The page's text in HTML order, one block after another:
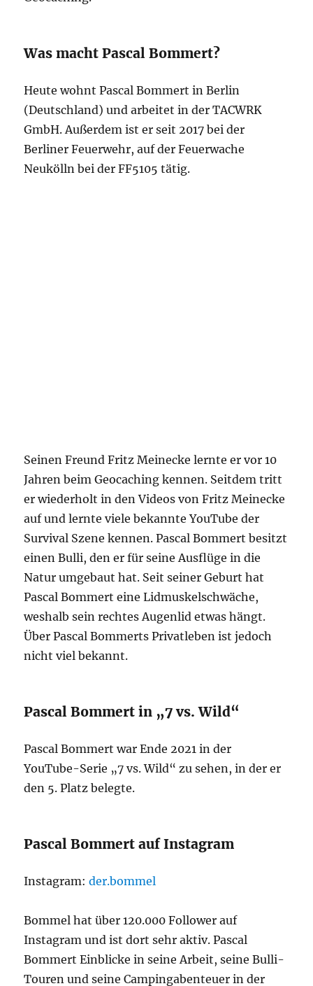
Was macht Pascal Bommert?
Heute wohnt Pascal Bommert in Berlin
(Deutschland) und arbeitet in der TACWRK
GmbH. Außerdem ist er seit 2017 bei der
Berliner Feuerwehr, auf der Feuerwache
Neukölln bei der FF5105 tätig.
Seinen Freund Fritz Meinecke lernte er vor 10
Jahren beim Geocaching kennen. Seitdem tritt
er wiederholt in den Videos von Fritz Meinecke
auf und lernte viele bekannte YouTube der
Survival Szene kennen. Pascal Bommert besitzt
einen Bulli, den er für seine Ausflüge in die
Natur umgebaut hat. Seit seiner Geburt hat
Pascal Bommert eine Lidmuskelschwäche,
weshalb sein rechtes Augenlid etwas hängt.
Über Pascal Bommerts Privatleben ist jedoch
nicht viel bekannt.
Pascal Bommert in „7 vs. Wild“
Pascal Bommert war Ende 2021 in der
YouTube-Serie „7 vs. Wild“ zu sehen, in der er
den 5. Platz belegte.
Pascal Bommert auf Instagram
Instagram:der.bommel
Bommel hat über 120.000 Follower auf
Instagram und ist dort sehr aktiv. Pascal
Bommert Einblicke in seine Arbeit, seine Bulli-
Touren und seine Campingabenteuer in der